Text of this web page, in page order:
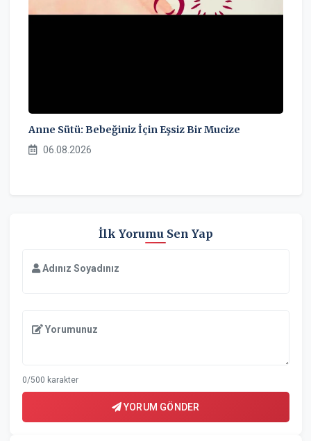
Anne Sütü: Bebeğiniz İçin Eşsiz Bir Mucize
06.08.2026
İlk Yorumu Sen Yap
Adınız Soyadınız
Yorumunuz
0/500 karakter
YORUM GÖNDER